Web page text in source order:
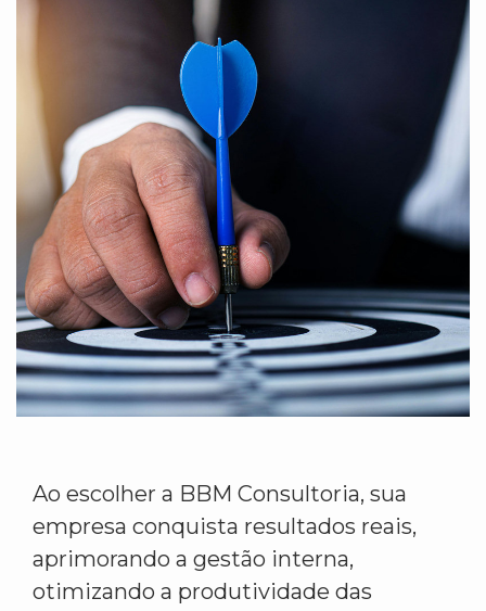
Ao escolher a BBM Consultoria, sua
empresa conquista resultados reais,
aprimorando a gestão interna,
otimizando a produtividade das